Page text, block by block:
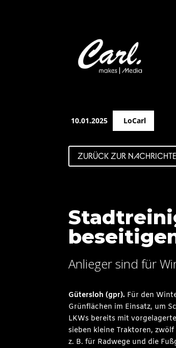
10.01.2025 LoCarl
ZURÜCK ZUR
Anlieger sind für
Gütersloh (gpr). Für den
Grünflächen im Einsatz, um
LKWs bereits mit
sieben kleine Traktoren,
z. B. für Radwege und die